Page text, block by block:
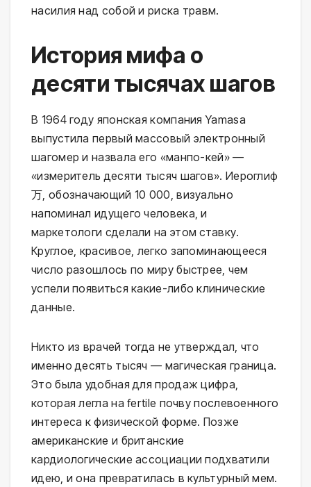
насилия над собой и риска травм.
История мифа о
десяти тысячах шагов
В 1964 году японская компания Yamasa
выпустила первый массовый электронный
шагомер и назвала его «манпо-кей» —
«измеритель десяти тысяч шагов». Иероглиф
万, обозначающий 10 000, визуально
напоминал идущего человека, и
маркетологи сделали на этом ставку.
Круглое, красивое, легко запоминающееся
число разошлось по миру быстрее, чем
успели появиться какие-либо клинические
данные.
Никто из врачей тогда не утверждал, что
именно десять тысяч — магическая граница.
Это была удобная для продаж цифра,
которая легла на fertile почву послевоенного
интереса к физической форме. Позже
американские и британские
кардиологические ассоциации подхватили
идею, и она превратилась в культурный мем.